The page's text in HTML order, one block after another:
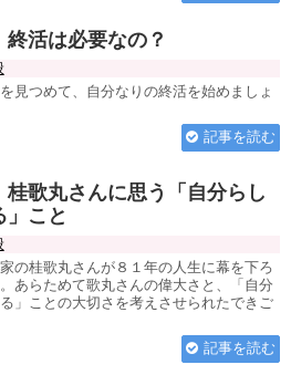
終活は必要なの？
見つめて、自分なりの終活を始めましょ
記事を読む
桂歌丸さんに思う「自分らし
」こと
の桂歌丸さんが８１年の人生に幕を下ろ
あらためて歌丸さんの偉大さと、「自分
」ことの大切さを考えさせられたできご
記事を読む